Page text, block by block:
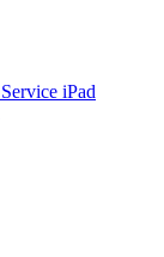
Service iPad